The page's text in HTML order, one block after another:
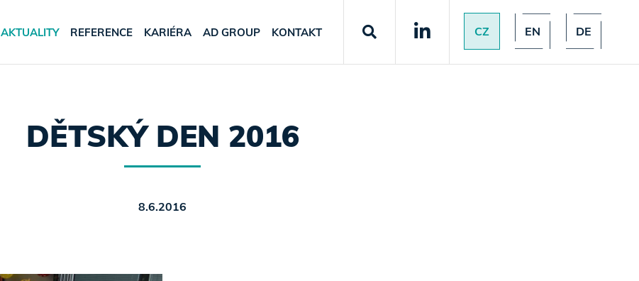
AKTUALITY REFERENCE KARIÉRA AD GROUP KONTAKT CZ EN DE
DĚTSKÝ DEN 2016
8.6.2016